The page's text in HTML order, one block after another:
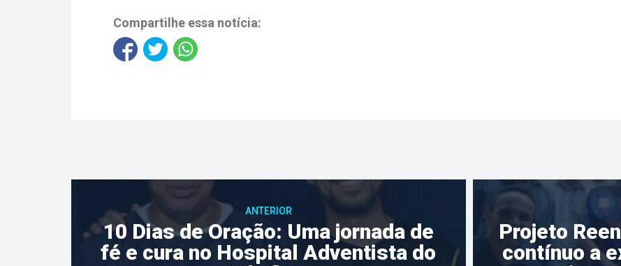
Compartilhe essa notícia:
ANTERIOR
10 Dias de Oração: Uma jornada de
fé e cura no Hospital Adventista do
Projeto
contínuo a